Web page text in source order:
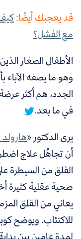
قد يعجبك أيضًا:كيف
مع الفشل؟
الأطفال الصغار
وهو ما يصفه
الجدد،هم أكثر
في ما بعد.
يرىالدكتور «هارولد
أن تجاهُل علاج
القلق من السيطرة
صحية عقلية كثيرة
يعاني من القلق
للاكتئاب. ويوضح